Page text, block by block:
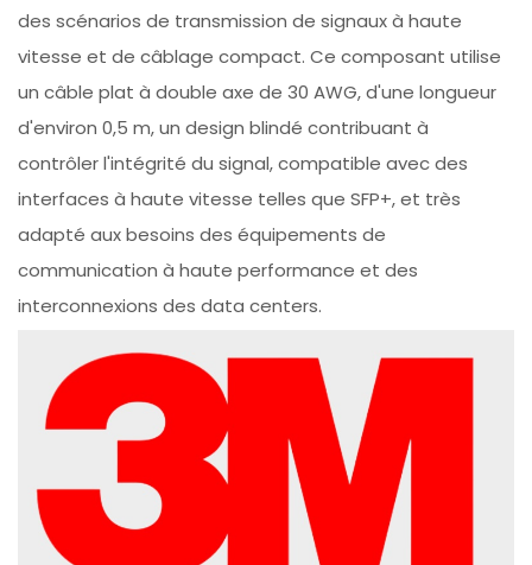
des scénarios de transmission de signaux à haute
vitesse et de câblage compact. Ce composant utilise
un câble plat à double axe de 30 AWG, d'une longueur
d'environ 0,5 m, un design blindé contribuant à
contrôler l'intégrité du signal, compatible avec des
interfaces à haute vitesse telles que SFP+, et très
adapté aux besoins des équipements de
communication à haute performance et des
interconnexions des data centers.